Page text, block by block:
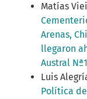
Matías
Arenas,
llegaron
Austral
Luis
Política